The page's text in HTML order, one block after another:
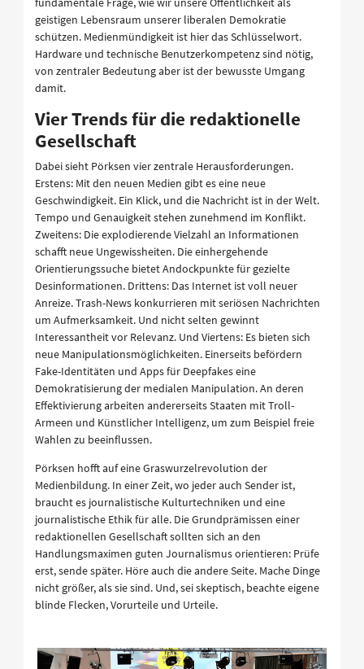
geistigen Lebensraum unserer liberalen Demokratie
schützen. Medienmündigkeit ist hier das Schlüsselwort.
Hardware und technische Benutzerkompetenz sind nötig,
von zentraler Bedeutung aber ist der bewusste Umgang
damit.
Vier Trends für die redaktionelle
Gesellschaft
Dabei sieht Pörksen vier zentrale Herausforderungen.
Erstens: Mit den neuen Medien gibt es eine neue
Geschwindigkeit. Ein Klick, und die Nachricht ist in der Welt.
Tempo und Genauigkeit stehen zunehmend im Konflikt.
Zweitens: Die explodierende Vielzahl an Informationen
schafft neue Ungewissheiten. Die einhergehende
Orientierungssuche bietet Andockpunkte für gezielte
Desinformationen. Drittens: Das Internet ist voll neuer
Anreize. Trash-News konkurrieren mit seriösen Nachrichten
um Aufmerksamkeit. Und nicht selten gewinnt
Interessantheit vor Relevanz. Und Viertens: Es bieten sich
neue Manipulationsmöglichkeiten. Einerseits befördern
Fake-Identitäten und Apps für Deepfakes eine
Demokratisierung der medialen Manipulation. An deren
Effektivierung arbeiten andererseits Staaten mit Troll-
Armeen und Künstlicher Intelligenz, um zum Beispiel freie
Wahlen zu beeinflussen.
Pörksen hofft auf eine Graswurzelrevolution der
Medienbildung. In einer Zeit, wo jeder auch Sender ist,
braucht es journalistische Kulturtechniken und eine
journalistische Ethik für alle. Die Grundprämissen einer
redaktionellen Gesellschaft sollten sich an den
Handlungsmaximen guten Journalismus orientieren: Prüfe
erst, sende später. Höre auch die andere Seite. Mache Dinge
nicht größer, als sie sind. Und, sei skeptisch, beachte eigene
blinde Flecken, Vorurteile und Urteile.